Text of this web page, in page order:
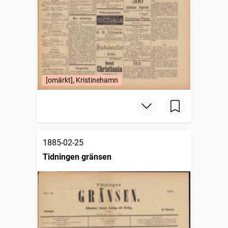
[omärkt], Kristinehamn
1885-02-25
Tidningen gränsen